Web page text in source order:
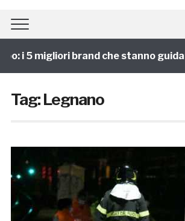
i 5 migliori brand che stanno
Tag:Legnano